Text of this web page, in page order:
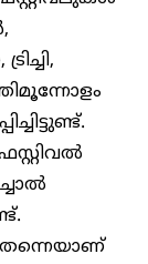
തന്നെയാണ്